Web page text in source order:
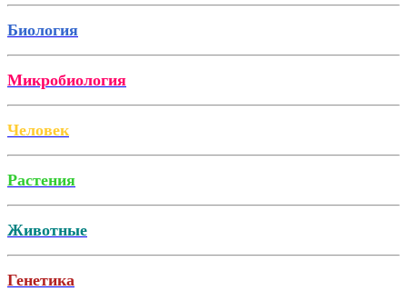
Биология
Микробиология
Человек
Растения
Животные
Генетика